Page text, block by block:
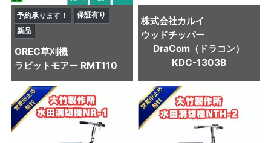
予約承ります！
保証有り
新品
OREC草刈機
ラビットモアー RMT110
株式会社カルイ
ウッドチッパー
DraCom（ドラコン）
KDC-1303B